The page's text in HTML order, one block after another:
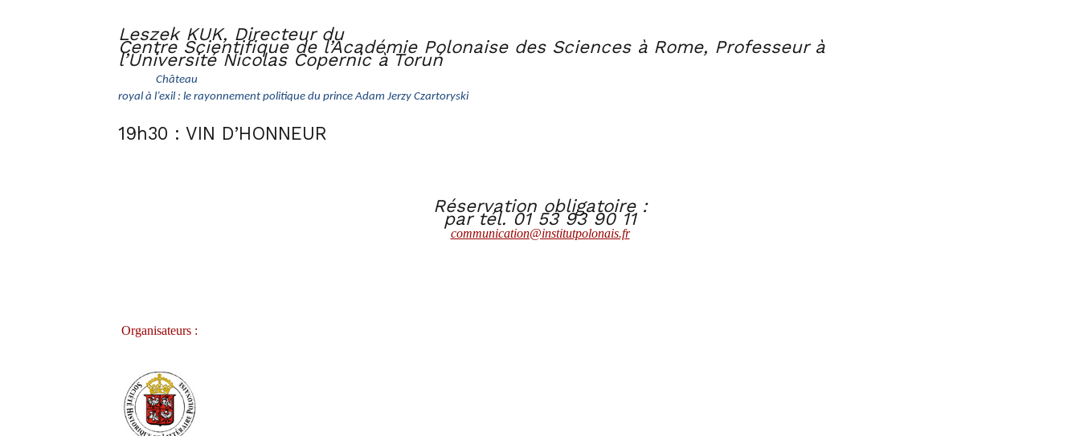
Leszek KUK, Directeur du
Centre Scientifique de l’Académie Polonaise des Sciences à Rome, Professeur à
l’Université Nicolas Copernic à Toruń
Château
royal à l’exil : le rayonnement politique du prince Adam Jerzy Czartoryski
19h30 : VIN D’HONNEUR
Réservation obligatoire :
par tél. 01 53 93 90 11
communication@institutpolonais.fr
Organisateurs :